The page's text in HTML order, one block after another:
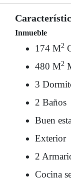
Inmueble
174 M2
480 M2
3
2 Baños
Buen
Exterior
2
Cocina